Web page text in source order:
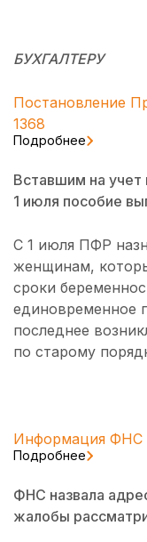
БУХГАЛТЕРУ
Постановление
1368
Подробнее
Вставшим на учет
1 июля пособие
С 1 июля ПФР
женщинам,
сроки
единовременное
последнее
по старому
Информация ФНС
Подробнее
ФНС назвала
жалобы